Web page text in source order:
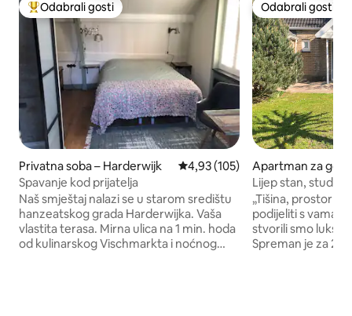
Među najviše rangiranima s oznakom „Odabrali gosti”
Odabrali gosti
Privatna soba – Harderwijk Prosječna ocjena: 4,93/5,
4,93 (105)
Spavanje kod prijatelja
Naš smještaj nalazi se u starom središtu
hanzeatskog grada Harderwijka. Vaša
vlastita terasa. Mirna ulica na 1 min. hoda
od kulinarskog Vischmarkta i noćnog
Odabrali gosti
Odabrali gosti
Apartman za
olde
Lijep stan, studio
bjelogoričnoj šumi
„Tišina, prostor i luksuz !
podijeliti s vama.
stvorili smo
Spreman je za 2